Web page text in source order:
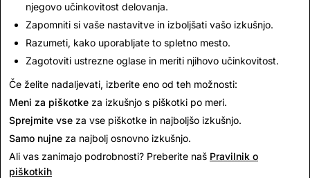
njegovo učinkovitost delovanja.
Zapomniti si vaše nastavitve in izboljšati vašo izkušnjo.
Razumeti, kako uporabljate to spletno mesto.
Zagotoviti ustrezne oglase in meriti njihovo učinkovitost.
Če želite nadaljevati, izberite eno od teh možnosti:
Meni za piškotke za izkušnjo s piškotki po meri.
Sprejmite vse za vse piškotke in najboljšo izkušnjo.
Samo nujne za najbolj osnovno izkušnjo.
Ali vas zanimajo podrobnosti? Preberite naš Pravilnik o
piškotkih